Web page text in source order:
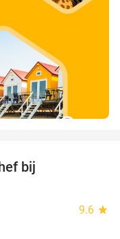
bij
9.6 star